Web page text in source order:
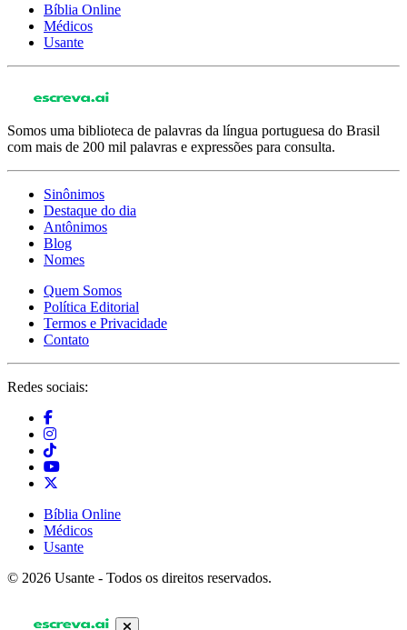
Bíblia Online
Médicos
Usante
Somos uma biblioteca de palavras da língua portuguesa do Brasil
com mais de 200 mil palavras e expressões para consulta.
Sinônimos
Destaque do dia
Antônimos
Blog
Nomes
Quem Somos
Política Editorial
Termos e Privacidade
Contato
Redes sociais:
Bíblia Online
Médicos
Usante
© 2026 Usante - Todos os direitos reservados.